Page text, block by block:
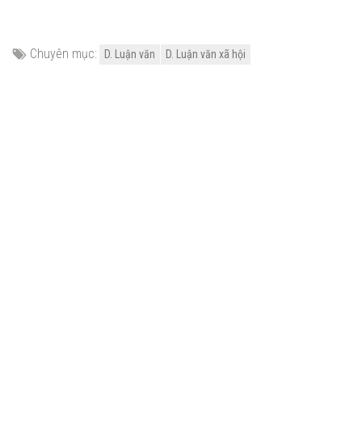
Chuyên mục: D. Luận văn D. Luận văn xã hội